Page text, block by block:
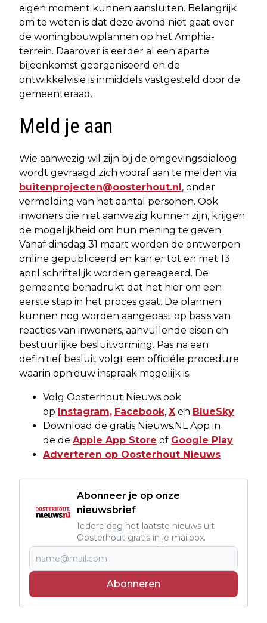
eigen moment kunnen aansluiten. Belangrijk
om te weten is dat deze avond niet gaat over
de woningbouwplannen op het Amphia-
terrein. Daarover is eerder al een aparte
bijeenkomst georganiseerd en de
ontwikkelvisie is inmiddels vastgesteld door de
gemeenteraad.
Meld je aan
Wie aanwezig wil zijn bij de omgevingsdialoog
wordt gevraagd zich vooraf aan te melden via
buitenprojecten@oosterhout.nl, onder
vermelding van het aantal personen. Ook
inwoners die niet aanwezig kunnen zijn, krijgen
de mogelijkheid om hun mening te geven.
Vanaf dinsdag 31 maart worden de ontwerpen
online gepubliceerd en kan er tot en met 13
april schriftelijk worden gereageerd. De
gemeente benadrukt dat het hier om een
eerste stap in het proces gaat. De plannen
kunnen nog worden aangepast op basis van
reacties van inwoners, aanvullende eisen en
bestuurlijke besluitvorming. Pas na een
definitief besluit volgt een officiële procedure
waarin opnieuw inspraak mogelijk is.
Volg Oosterhout Nieuws ook
op Instagram, Facebook, X en BlueSky
Download de gratis Nieuws.NL App in
de de Apple App Store of Google Play
Adverteren op Oosterhout Nieuws
Abonneer je op onze
nieuwsbrief
Iedere dag het laatste nieuws uit
Oosterhout gratis in je mailbox.
Abonneren